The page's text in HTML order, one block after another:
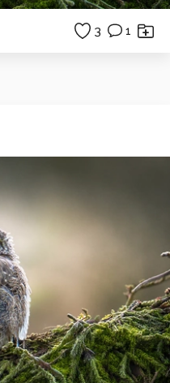
3 1